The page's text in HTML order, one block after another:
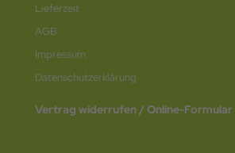
Lieferzeit
AGB
Impressum
Datenschutz­erklärung
Vertrag widerrufen / Online-Formular